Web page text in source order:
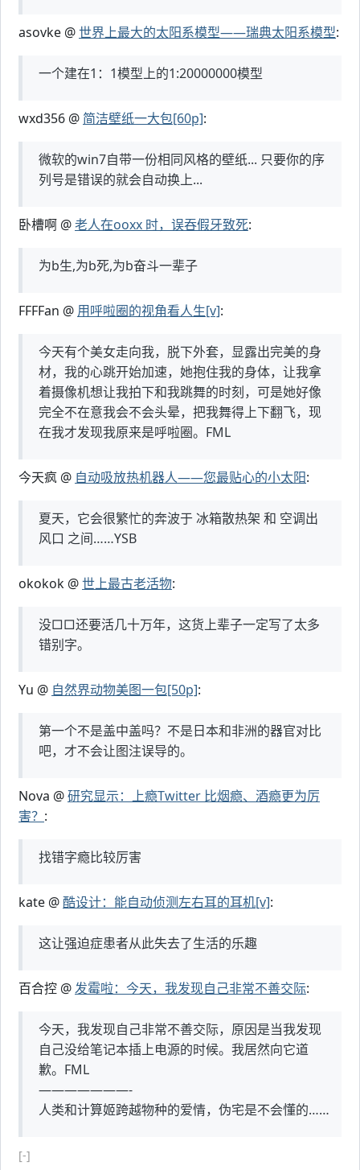
asovke @世界上最大的太阳系模型——瑞典太阳系模型:
一个建在1：1模型上的1:20000000模型
wxd356 @ 简洁壁纸一大包[60p]:
微软的win7自带一份相同风格的壁纸... 只要你的序
列号是错误的就会自动换上...
卧槽啊 @老人在ooxx 时，误吞假牙致死:
为b生,为b死,为b奋斗一辈子
FFFFan @ 用呼啦圈的视角看人生[v]:
今天有个美女走向我，脱下外套，显露出完美的身
材，我的心跳开始加速，她抱住我的身体，让我拿
着摄像机想让我拍下和我跳舞的时刻，可是她好像
完全不在意我会不会头晕，把我舞得上下翻飞，现
在我才发现我原来是呼啦圈。FML
今天疯 @ 自动吸放热机器人——您最贴心的小太阳:
夏天，它会很繁忙的奔波于 冰箱散热架 和 空调出
风口 之间……YSB
okokok @世上最古老活物:
没□□还要活几十万年，这货上辈子一定写了太多
错别字。
Yu @ 自然界动物美图一包[50p]:
第一个不是盖中盖吗？不是日本和非洲的器官对比
吧，才不会让图注误导的。
Nova @研究显示：上瘾Twitter 比烟瘾、酒瘾更为厉
害？ :
找错字瘾比较厉害
kate @酷设计：能自动侦测左右耳的耳机[v]:
这让强迫症患者从此失去了生活的乐趣
百合控 @发霉啦：今天，我发现自己非常不善交际:
今天，我发现自己非常不善交际，原因是当我发现
自己没给笔记本插上电源的时候。我居然向它道
歉。FML
———————-
人类和计算姬跨越物种的爱情，伪宅是不会懂的……
[-]